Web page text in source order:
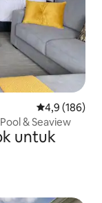
Nilai rata-rata
4,9 (186)
& Seaview
untuk